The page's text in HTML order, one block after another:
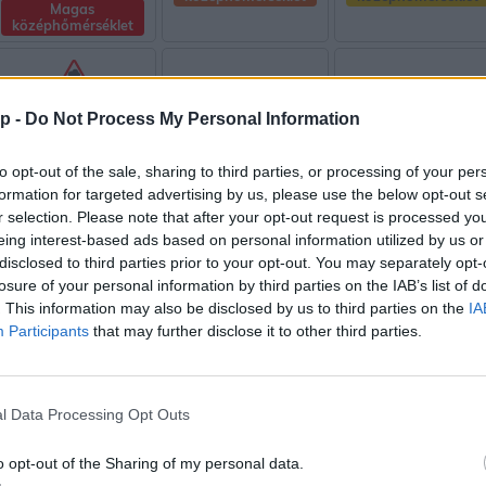
- Do Not Process My Personal Information
opt-out of the sale, sharing to third parties, or processing of your
for targeted advertising by us, please use the below opt-out
selection. Please note that after your opt-out request is processed
interest-based ads based on personal information utilized by us
to third parties prior to your opt-out. You may separately
of your personal information by third parties on the IAB’s list of
This information may also be disclosed by us to third parties on the
Participants that may further disclose it to other third parties.
Data Processing Opt Outs
opt-out of the Sharing of my personal data.
Magas
középhőmérséklet
középhőmérséklet
Zivatar
Magas
középhőmérséklet
Zivatar
Magas
középhőmérséklet
Magas
középhőmérséklet
Zivatar
Magas
Magas